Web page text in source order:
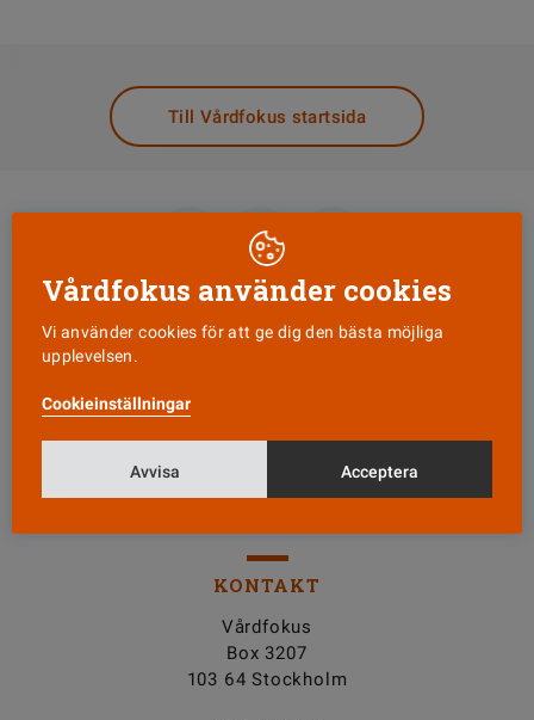
Till Vårdfokus startsida
Läs senaste numret
KONTAKT
Vårdfokus
Box 3207
103 64 Stockholm
Vårdfokus använder cookies
Vi använder cookies för att ge dig den bästa möjliga
upplevelsen.
Cookieinställningar
Avvisa Acceptera